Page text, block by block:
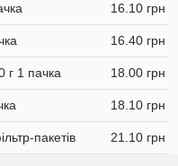
16.10 грн
16.40 грн
г 1 пачка 18.00 грн
18.10 грн
пакетів 21.10 грн